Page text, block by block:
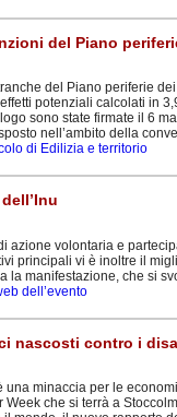
del Piano
del Piano periferie
potenziali calcolati in
sono state firmate il 6
nell’ambito della
di Edilizia e territorio
azione volontaria e
principali vi è inoltre il
la manifestazione, che si
dell’evento
nascosti contro i
minaccia per le
che si terrà a